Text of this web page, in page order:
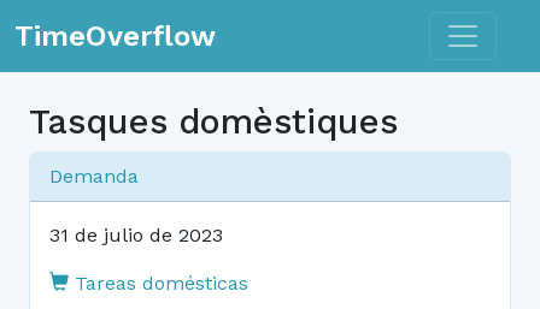
TimeOverflow Toggle
Tasques domèstiques
Demanda
31 de julio de 2023
Tareas domésticas